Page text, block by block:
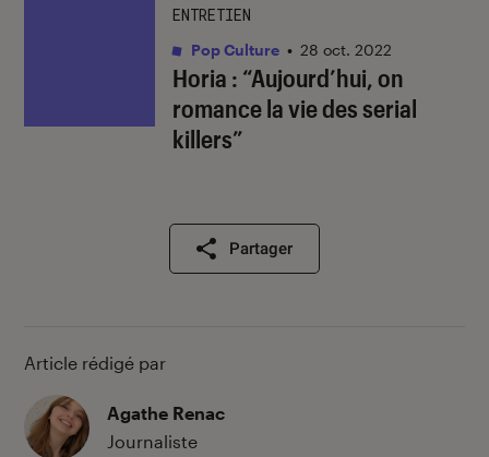
Horia : “Aujourd’hui, on
romance la vie des serial
killers”
ENTRETIEN
Pop Culture • 28 oct. 2022
Partager
Article rédigé par
Agathe Renac
Journaliste